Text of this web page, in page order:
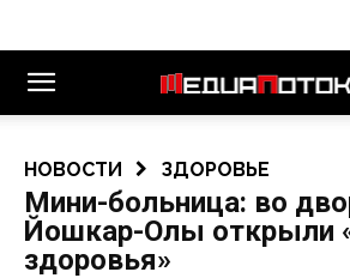
НОВОСТИ ЗДОРОВЬЕ
Мини-больница: во
Йошкар-Олы открыли
здоровья»